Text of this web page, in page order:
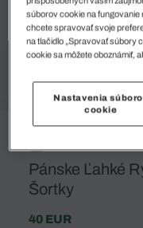
Pánske Ľahké
Šortky
40 EUR
súborov cookie na fungovanie
chcete spravovať svoje
na tlačidlo „Spravovať súbory
cookie sa môžete oboznámiť,
Nastavenia
cookie